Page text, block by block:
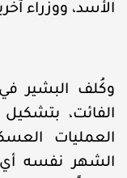
الأسد، ووزراء
الفائت،
العمليات
الشهر نفسه أي